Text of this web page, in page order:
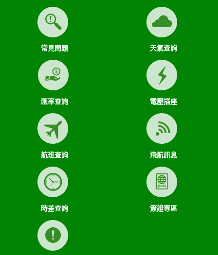
常見問題 天氣查詢
匯率查詢 電壓插座
航班查詢 飛航訊息
時差查詢 簽證專區